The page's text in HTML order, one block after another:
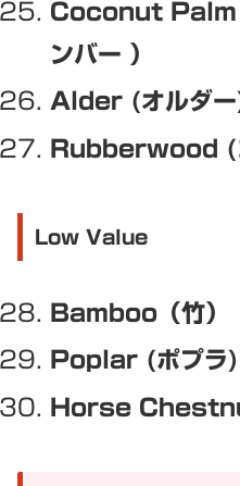
Coconut Palm
ンバー ）
Alder (オルダ
Rubberwood (
Low Value
Bamboo（竹）
Poplar (ポプラ)
Horse